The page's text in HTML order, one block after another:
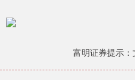
富明证券提示：